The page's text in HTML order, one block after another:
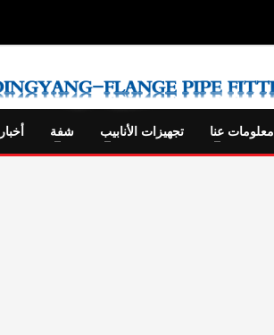
معلومات عنا تجهيزات الأنابيب شفة أخبار